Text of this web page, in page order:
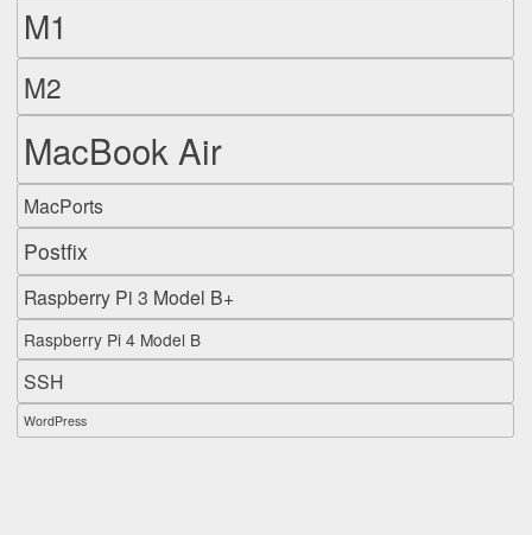
M1
M2
MacBook Air
MacPorts
Postfix
Raspberry Pi 3 Model B+
Raspberry Pi 4 Model B
SSH
WordPress